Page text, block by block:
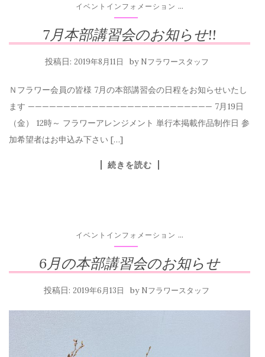
イベントインフォメーション ...
7月本部講習会のお知らせ!!
投稿日: 2019年8月11日 by Nフラワースタッフ
Ｎフラワー会員の皆様 7月の本部講習会の日程をお知らせいたし
ます —————————————————————————— 7月19日
（金） 12時～ フラワーアレンジメント 単行本掲載作品制作日 参
加希望者はお申込み下さい […]
続きを読む
イベントインフォメーション ...
6月の本部講習会のお知らせ
投稿日: 2019年6月13日 by Nフラワースタッフ